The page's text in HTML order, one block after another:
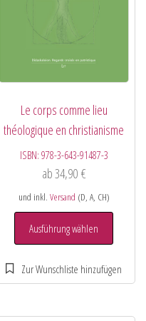
Le corps comme lieu
théologique en christianisme
ISBN: 978-3-643-91487-3
ab34,90 €
und inkl. Versand (D, A, CH)
Ausführung wählen